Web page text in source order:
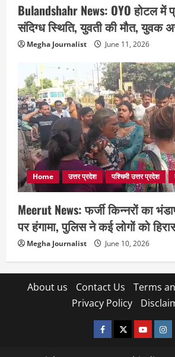
Bulandshahr News: OYO होटल में
संदिग्ध स्थिति, युवती की मौत, युवक
Megha Journalist June 11, 2026
Home उत्तर प्रदेश पश्चिमी उत्तर प्रदेश
Meerut News: फर्जी किन्नरों का
पर हंगामा, पुलिस ने कई लोगों को
Megha Journalist June 10, 2026
About us Contact Us
Terms
Privacy Policy
facebooktwitter